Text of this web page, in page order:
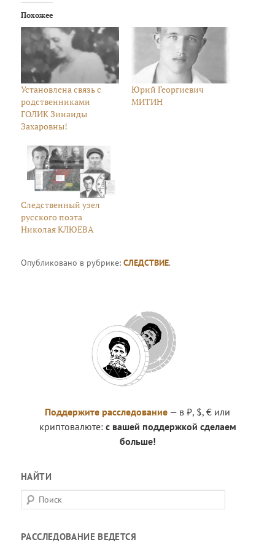
Похожее
Установлена связь с
родственниками
ГОЛИК Зинаиды
Захаровны!
Юрий Георгиевич
МИТИН
Следственный узел
русского поэта
Николая КЛЮЕВА
Опубликовано в рубрике:СЛЕДСТВИЕ.
Поддержите расследование — в ₽, $, € или
криптовалюте: с вашей поддержкой сделаем
больше!
НАЙТИ
П
о
с
РАССЛЕДОВАНИЕ ВЕДЕТСЯ